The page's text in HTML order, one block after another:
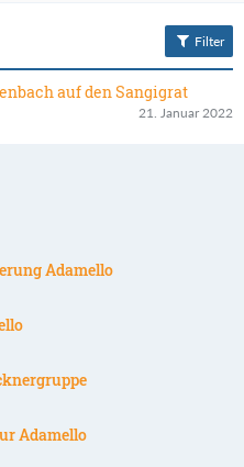
Filter
auf den Sangigrat
21. Januar 2022
Adamello
Adamello